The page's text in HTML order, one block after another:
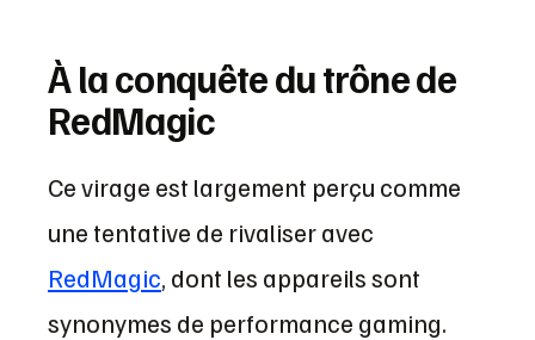
À la conquête du trône de
RedMagic
Ce virage est largement perçu comme
une tentative de rivaliser avec
RedMagic, dont les appareils sont
synonymes de performance gaming.